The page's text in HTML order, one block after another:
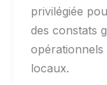
privilégiée
des constats
locaux.